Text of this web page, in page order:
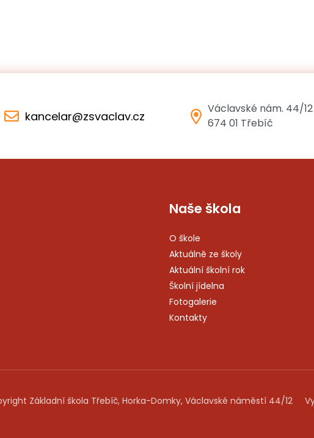
kancelar@zsvaclav.cz
Václavské nám. 44/12
674 01 Třebíč
Naše škola
O škole
Aktuálně ze školy
Aktuální školní rok
Školní jídelna
Fotogalerie
Kontakty
Základní škola Třebíč, Horka-Domky, Václavské náměstí 44/12